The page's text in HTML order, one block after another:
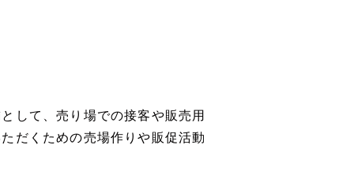
して、売り場での接客や販売用
だくための売場作りや販促活動